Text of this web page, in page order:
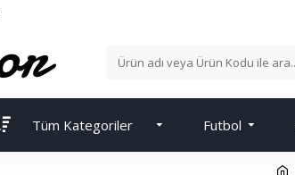
Tüm Kategoriler Futbol